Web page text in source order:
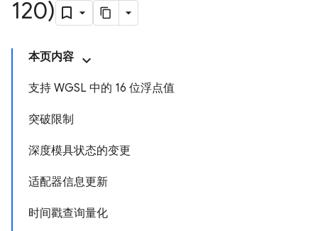
120)
本页内容
支持 WGSL 中的 16 位浮点值
突破限制
深度模具状态的变更
适配器信息更新
时间戳查询量化